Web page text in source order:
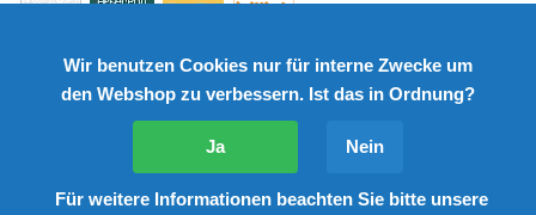
© Copyright 2026 DutchSpares B.V. - Design byWebdinge.nl
Wir benutzen Cookies nur für interne Zwecke um
den Webshop zu verbessern. Ist das in Ordnung?
Ja Nein
Für weitere Informationen beachten Sie bitte unsere